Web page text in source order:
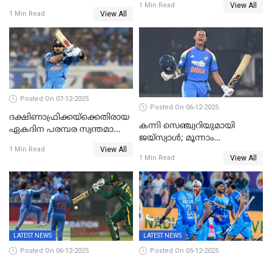
വിക്കറ്റ് തികയ്ക്കുന്ന
താരമായി ബുമ്ര
1 Min Read View All
1 Min Read View All
Posted On 07-12-2025
ദക്ഷിണാഫ്രിക്കയ്‌ക്കെതിരായ
ഏകദിന പരമ്പര സ്വന്തമാക്കി
1 Min Read View All
Posted On 06-12-2025
കന്നി സെഞ്ച്വറിയുമായി
ജയ്‌സ്വാൾ; മൂന്നാം
പ്രോട്ടീസിനെതിരെ ജയം,
പരമ്പര
1 Min Read View All
LATEST NEWS
Posted On 06-12-2025
LATEST NEWS
Posted On 05-12-2025